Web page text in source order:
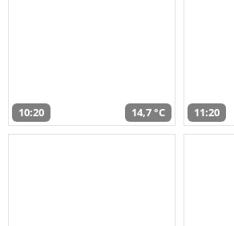
10:20 14,7 °C 11:20